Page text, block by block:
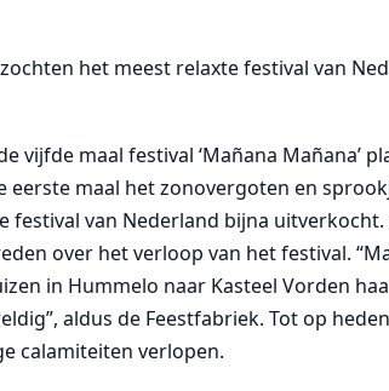
het meest relaxte festival van
vijfde maal festival ‘Mañana Mañana’
maal het zonovergoten en
festival van Nederland bijna
over het verloop van het festival.
in Hummelo naar Kasteel Vorden
aldus de Feestfabriek. Tot op
calamiteiten verlopen.